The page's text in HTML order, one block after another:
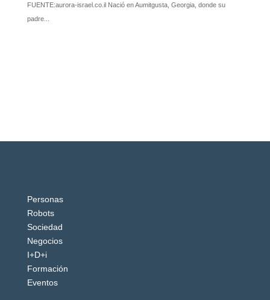
Personas
Robots
Sociedad
Negocios
I+D+i
Formación
Eventos